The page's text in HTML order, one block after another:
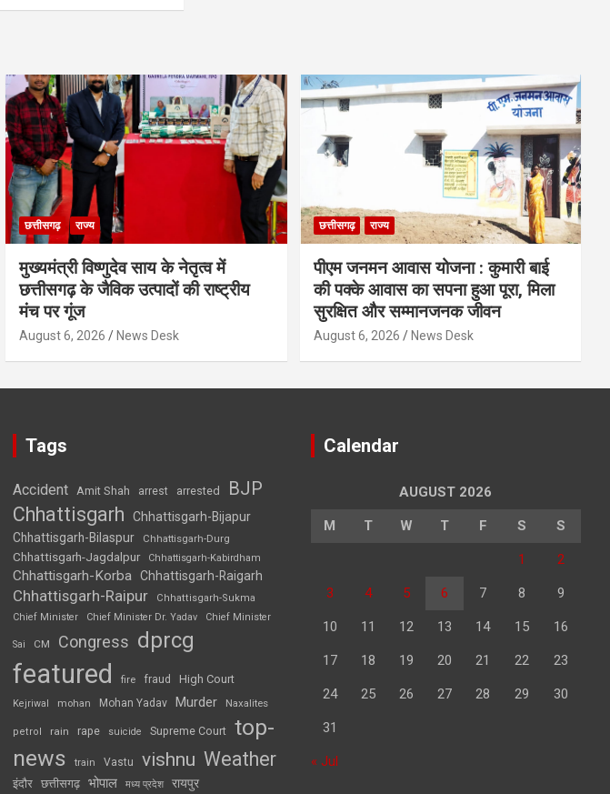
छत्तीसगढ़ राज्य
मुख्यमंत्री विष्णुदेव साय के नेतृत्व में
छत्तीसगढ़ के जैविक उत्पादों की राष्ट्रीय
मंच पर गूंज
August 6, 2026 News Desk
छत्तीसगढ़ राज्य
पीएम जनमन आवास योजना : कुमारी बाई
की पक्के आवास का सपना हुआ पूरा, मिला
सुरक्षित और सम्मानजनक जीवन
August 6, 2026 News Desk
Tags
Accident Amit Shah arrest arrested BJP
Chhattisgarh
Chhattisgarh-Bijapur
Chhattisgarh-Bilaspur
Chhattisgarh-Durg
Chhattisgarh-Jagdalpur Chhattisgarh-Kabirdham
Chhattisgarh-Korba Chhattisgarh-Raigarh
Chhattisgarh-Raipur
Chhattisgarh-Sukma
Chief Minister
Chief Minister Dr. Yadav Chief Minister
Sai CM Congress dprcg
featured fire fraud High Court
Kejriwal mohan Mohan Yadav Murder Naxalites
petrol rain rape suicide Supreme Court top-
news
train Vastu vishnu Weather
इंदौर छत्तीसगढ़ भोपाल मध्य प्रदेश रायपुर
Calendar
AUGUST 2026
M T W T F S S
1 2
3 4 5 6 7 8 9
10 11 12 13 14 15 16
17 18 19 20 21 22 23
24 25 26 27 28 29 30
31
« Jul